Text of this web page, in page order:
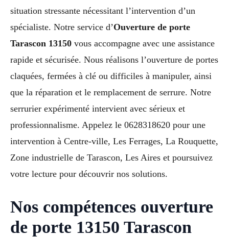
situation stressante nécessitant l’intervention d’un
spécialiste. Notre service d’Ouverture de porte
Tarascon 13150 vous accompagne avec une assistance
rapide et sécurisée. Nous réalisons l’ouverture de portes
claquées, fermées à clé ou difficiles à manipuler, ainsi
que la réparation et le remplacement de serrure. Notre
serrurier expérimenté intervient avec sérieux et
professionnalisme. Appelez le 0628318620 pour une
intervention à Centre-ville, Les Ferrages, La Rouquette,
Zone industrielle de Tarascon, Les Aires et poursuivez
votre lecture pour découvrir nos solutions.
Nos compétences ouverture
de porte 13150 Tarascon